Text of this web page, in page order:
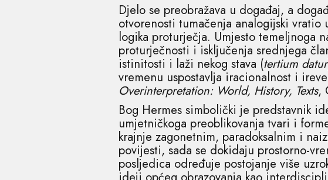
Djelo se preobražava u događaj, a
otvorenosti tumačenja analogijski
logika proturječja. Umjesto temeljnoga
proturječnosti i isključenja srednjega
istinitosti i laži nekog stava (tertium datur
vremenu uspostavlja iracionalnost i
Overinterpretation: World, History, Texts,
Bog Hermes simbolički je predstavnik
umjetničkoga preoblikovanja tvari i
krajnje zagonetnim, paradoksalnim i
povijesti, sada se dokidaju prostorno-
posljedica određuje postojanje više